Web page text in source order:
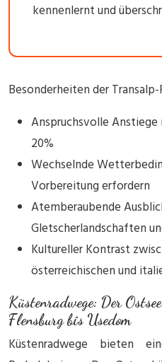
kennenlernt und
Besonderheiten der
Anspruchsvolle
20%
Wechselnde
Vorbereitung erfordern
Atemberaubende
Gletscherlandschaften
Kultureller Kontrast
österreichischen und
Küstenradwege: Der
Flensburg bis Usedom
Küstenradwege bieten